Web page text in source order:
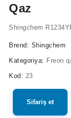
Qaz
Shingchem
Brend: Shingchem
Kategoriya: Freon
Kod: 23
Sifariş et